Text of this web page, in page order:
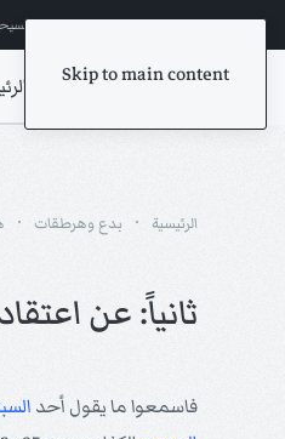
Skip to main content
إشترك في المراسلات ترانيم
الرئيسية بدع وهرطقات
ثانياً: عن
فاسمعوا ما يقول أحد